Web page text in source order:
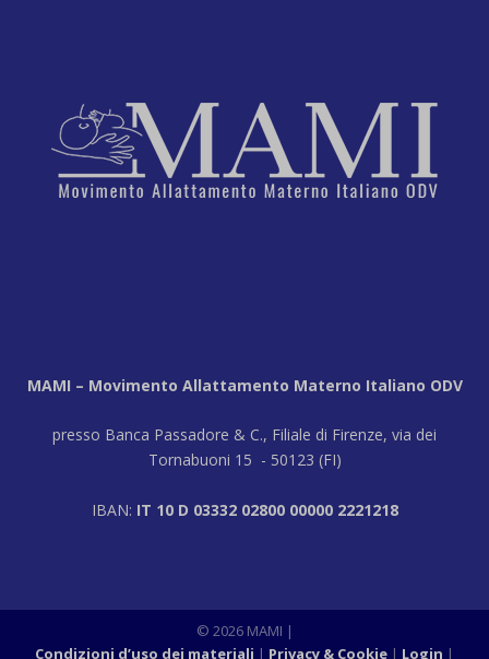
MAMI – Movimento Allattamento Materno Italiano ODV
presso Banca Passadore & C., Filiale di Firenze, via dei
Tornabuoni 15 - 50123 (FI)
IBAN: IT 10 D 03332 02800 00000 2221218
© 2026 MAMI |
Condizioni d’uso dei materiali
Privacy & Cookie Login |